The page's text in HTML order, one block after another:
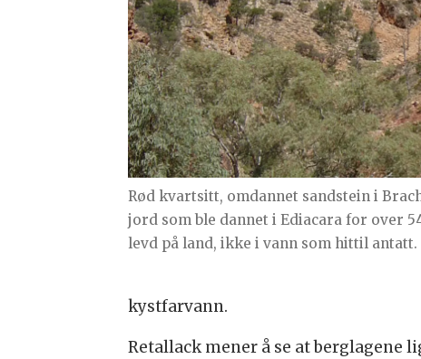
Rød kvartsitt, omdannet sandstein i
jord som ble dannet i Ediacara for over
levd på land, ikke i vann som hittil antatt.
kystfarvann.
Retallack mener å se at berglagene